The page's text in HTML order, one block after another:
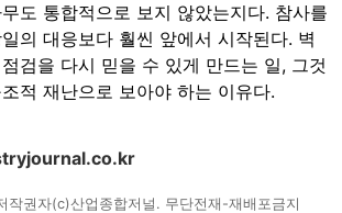
도 통합적으로 보지 않았는지다. 참사를
의 대응보다 훨씬 앞에서 시작된다. 벽
검을 다시 믿을 수 있게 만드는 일, 그것
적 재난으로 보아야 하는 이유다.
작권자(c)산업종합저널. 무단전재-재배포금지